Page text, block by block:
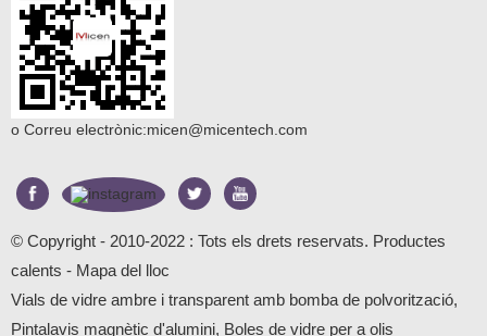
o Correu electrònic:micen@micentech.com
© Copyright - 2010-2022 : Tots els drets reservats. Productes
calents - Mapa del lloc
Vials de vidre ambre i transparent amb bomba de polvorització,
Pintalavis magnètic d'alumini, Boles de vidre per a olis